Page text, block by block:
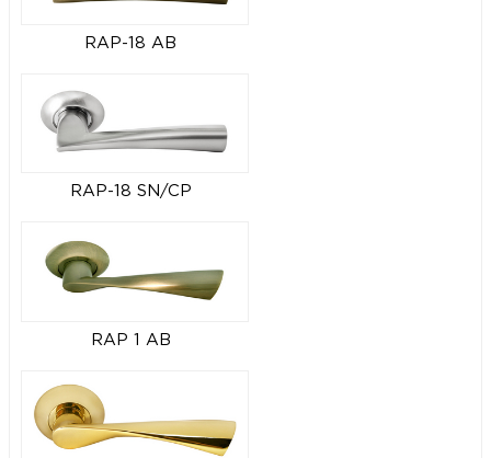
RAP-18 AB
RAP-18 SN/CP
RAP 1 AB